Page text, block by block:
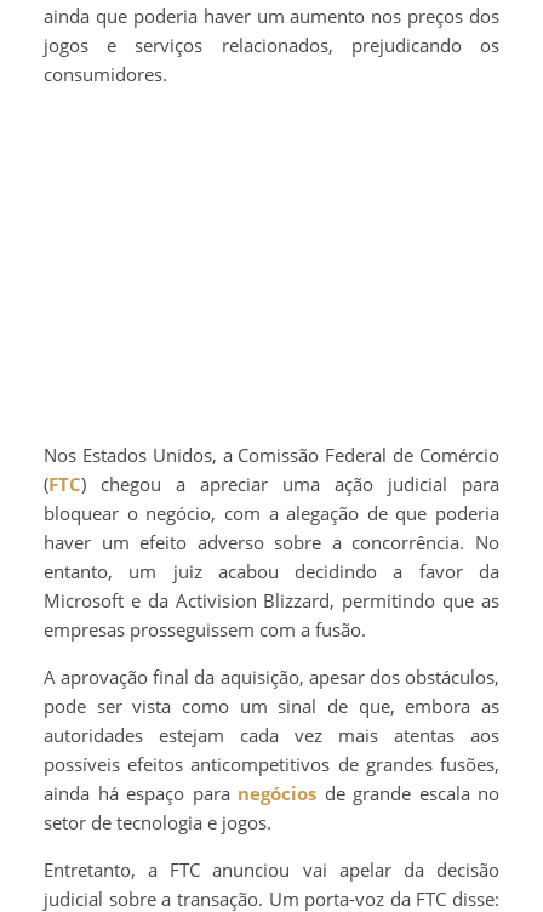
ainda que poderia haver um aumento nos preços dos
jogos e serviços relacionados, prejudicando os
consumidores.
Nos Estados Unidos, a Comissão Federal de Comércio
(FTC) chegou a apreciar uma ação judicial para
bloquear o negócio, com a alegação de que poderia
haver um efeito adverso sobre a concorrência. No
entanto, um juiz acabou decidindo a favor da
Microsoft e da Activision Blizzard, permitindo que as
empresas prosseguissem com a fusão.
A aprovação final da aquisição, apesar dos obstáculos,
pode ser vista como um sinal de que, embora as
autoridades estejam cada vez mais atentas aos
possíveis efeitos anticompetitivos de grandes fusões,
ainda há espaço para negócios de grande escala no
setor de tecnologia e jogos.
Entretanto, a FTC anunciou vai apelar da decisão
judicial sobre a transação. Um porta-voz da FTC disse: